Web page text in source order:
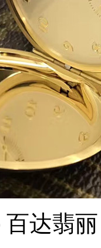
百达翡